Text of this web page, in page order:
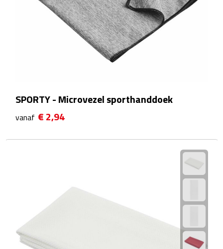
Agenda's & Kalenders
Agenda's
Beurs & Evenementen
Banners
Barmatten
SPORTY - Microvezel sporthanddoek
vanaf € 2,94